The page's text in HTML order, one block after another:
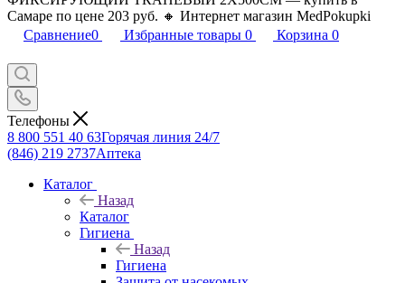
Самаре по цене 203 руб. 🔸 Интернет магазин MedPokupki
Сравнение0 Избранные товары 0 Корзина 0
Телефоны
8 800 551 40 63Горячая линия 24/7
(846) 219 2737Аптека
Каталог
Назад
Каталог
Гигиена
Назад
Гигиена